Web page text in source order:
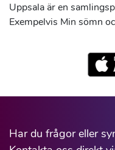
Uppsala är en
Exempelvis Min sömn
Har du frågor eller